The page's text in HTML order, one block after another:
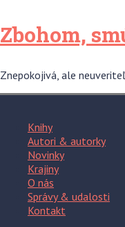
Zbohom,
Znepokojivá, ale
Knihy
Autori & autorky
Novinky
Krajiny
O nás
Správy & udalosti
Kontakt